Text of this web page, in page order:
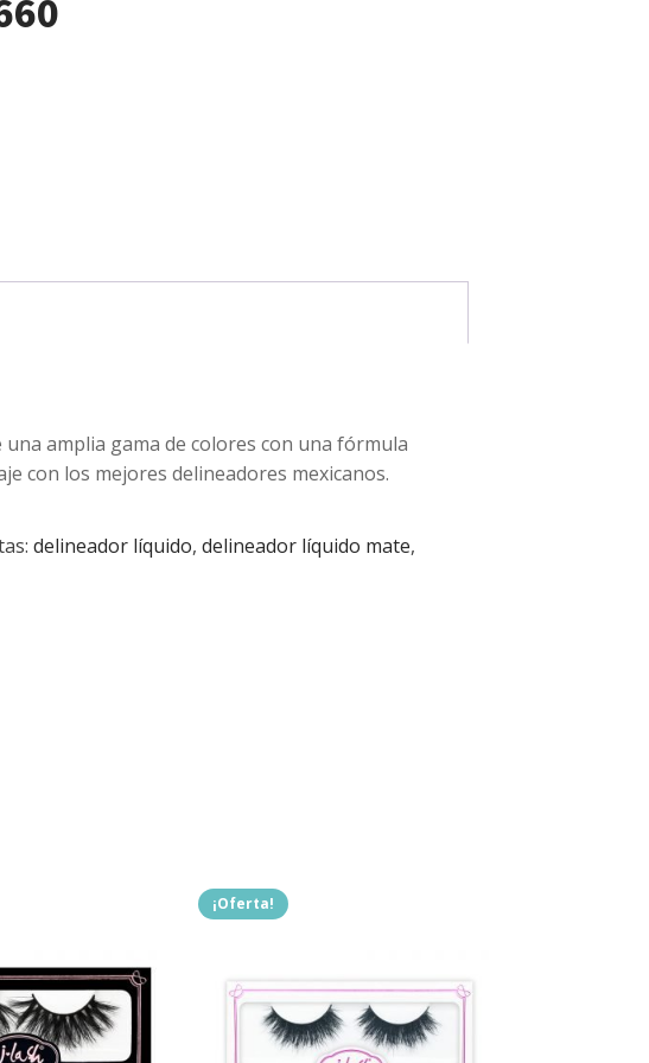
una amplia gama de colores con una fórmula
con los mejores delineadores mexicanos.
delineador líquido, delineador líquido mate,
¡Oferta!